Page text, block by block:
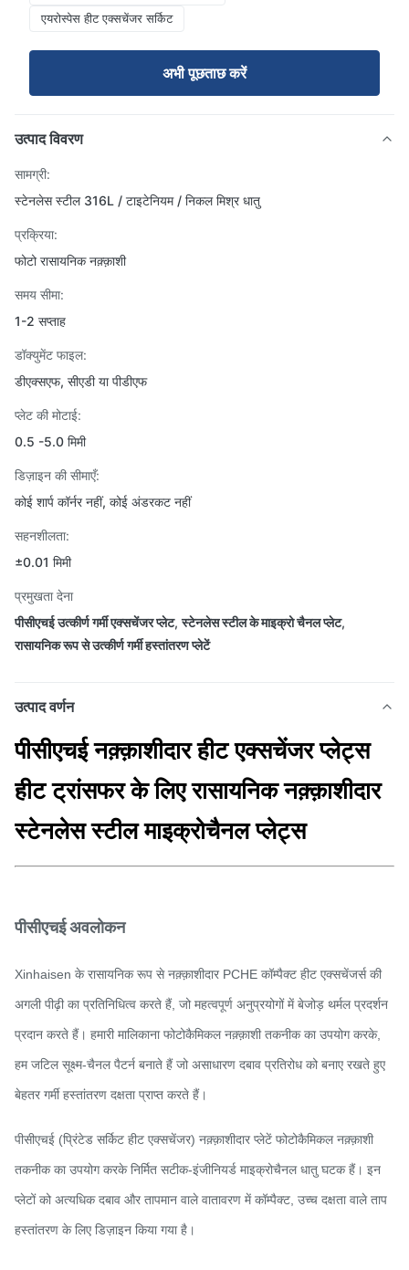
एयरोस्पेस हीट एक्सचेंजर सर्किट
अभी पूछताछ करें
उत्पाद विवरण
सामग्री:
स्टेनलेस स्टील 316L / टाइटेनियम / निकल मिश्र धातु
प्रक्रिया:
फोटो रासायनिक नक़्क़ाशी
समय सीमा:
1-2 सप्ताह
डॉक्युमेंट फाइल:
डीएक्सएफ, सीएडी या पीडीएफ
प्लेट की मोटाई:
0.5 -5.0 मिमी
डिज़ाइन की सीमाएँ:
कोई शार्प कॉर्नर नहीं, कोई अंडरकट नहीं
सहनशीलता:
±0.01 मिमी
प्रमुखता देना
पीसीएचई उत्कीर्ण गर्मी एक्सचेंजर प्लेट,स्टेनलेस स्टील के माइक्रो चैनल प्लेट,
रासायनिक रूप से उत्कीर्ण गर्मी हस्तांतरण प्लेटें
उत्पाद वर्णन
पीसीएचई नक़्क़ाशीदार हीट एक्सचेंजर प्लेट्स
हीट ट्रांसफर के लिए रासायनिक नक़्क़ाशीदार
स्टेनलेस स्टील माइक्रोचैनल प्लेट्स
पीसीएचई अवलोकन
Xinhaisen के रासायनिक रूप से नक़्क़ाशीदार PCHE कॉम्पैक्ट हीट एक्सचेंजर्स की
अगली पीढ़ी का प्रतिनिधित्व करते हैं, जो महत्वपूर्ण अनुप्रयोगों में बेजोड़ थर्मल प्रदर्शन
प्रदान करते हैं। हमारी मालिकाना फोटोकैमिकल नक़्क़ाशी तकनीक का उपयोग करके,
हम जटिल सूक्ष्म-चैनल पैटर्न बनाते हैं जो असाधारण दबाव प्रतिरोध को बनाए रखते हुए
बेहतर गर्मी हस्तांतरण दक्षता प्राप्त करते हैं।
पीसीएचई (प्रिंटेड सर्किट हीट एक्सचेंजर) नक़्क़ाशीदार प्लेटें फोटोकैमिकल नक़्क़ाशी
तकनीक का उपयोग करके निर्मित सटीक-इंजीनियर्ड माइक्रोचैनल धातु घटक हैं। इन
प्लेटों को अत्यधिक दबाव और तापमान वाले वातावरण में कॉम्पैक्ट, उच्च दक्षता वाले ताप
हस्तांतरण के लिए डिज़ाइन किया गया है।